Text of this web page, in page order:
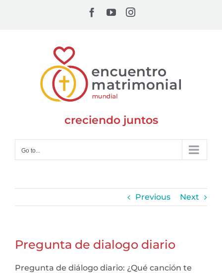
Facebook
YouTubeInstagram
creciendo juntos
Go to...
Previous Next
Pregunta de dialogo diario
Pregunta de diálogo diario: ¿Qué canción te